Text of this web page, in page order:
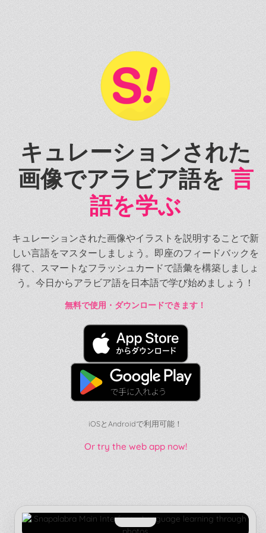
キュレーションされた
画像でアラビア語を 言
語を学ぶ
キュレーションされた画像やイラストを説明することで新
しい言語をマスターしましょう。即座のフィードバックを
得て、スマートなフラッシュカードで語彙を構築しましょ
う。今日からアラビア語を日本語で学び始めましょう！
無料で使用・ダウンロードできます！
iOSとAndroidで利用可能！
Or try the web app now!